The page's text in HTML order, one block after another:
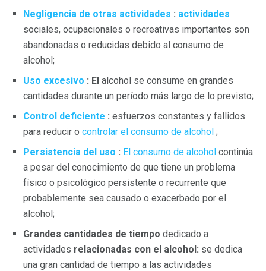
Negligencia de otras actividades : actividades
sociales, ocupacionales o recreativas importantes son
abandonadas o reducidas debido al consumo de
alcohol;
Uso excesivo : El alcohol se consume en grandes
cantidades durante un período más largo de lo previsto;
Control deficiente : esfuerzos constantes y fallidos
para reducir o controlar el consumo de alcohol ;
Persistencia del uso : El consumo de alcohol continúa
a pesar del conocimiento de que tiene un problema
físico o psicológico persistente o recurrente que
probablemente sea causado o exacerbado por el
alcohol;
Grandes cantidades de tiempo dedicado a
actividades relacionadas con el alcohol: se dedica
una gran cantidad de tiempo a las actividades